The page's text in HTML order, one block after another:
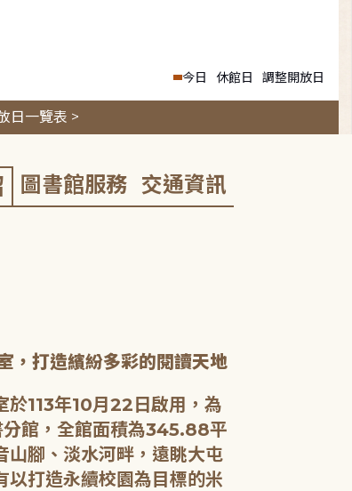
今日 休館日 調整開放日
日一覽表 >
圖書館服務 交通資訊
，打造繽紛多彩的閱讀天地
於113年10月22日啟用，為
館，全館面積為345.88平
山腳、淡水河畔，遠眺大屯
以打造永續校園為目標的米